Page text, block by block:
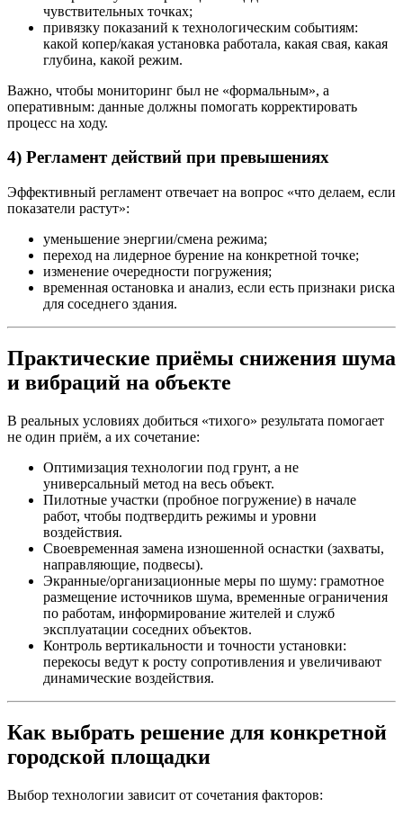
чувствительных точках;
привязку показаний к технологическим событиям:
какой копер/какая установка работала, какая свая, какая
глубина, какой режим.
Важно, чтобы мониторинг был не «формальным», а
оперативным: данные должны помогать корректировать
процесс на ходу.
4) Регламент действий при превышениях
Эффективный регламент отвечает на вопрос «что делаем, если
показатели растут»:
уменьшение энергии/смена режима;
переход на лидерное бурение на конкретной точке;
изменение очередности погружения;
временная остановка и анализ, если есть признаки риска
для соседнего здания.
Практические приёмы снижения шума
и вибраций на объекте
В реальных условиях добиться «тихого» результата помогает
не один приём, а их сочетание:
Оптимизация технологии под грунт, а не
универсальный метод на весь объект.
Пилотные участки (пробное погружение) в начале
работ, чтобы подтвердить режимы и уровни
воздействия.
Своевременная замена изношенной оснастки (захваты,
направляющие, подвесы).
Экранные/организационные меры по шуму: грамотное
размещение источников шума, временные ограничения
по работам, информирование жителей и служб
эксплуатации соседних объектов.
Контроль вертикальности и точности установки:
перекосы ведут к росту сопротивления и увеличивают
динамические воздействия.
Как выбрать решение для конкретной
городской площадки
Выбор технологии зависит от сочетания факторов: